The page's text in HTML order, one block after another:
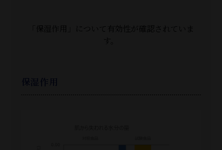
「保湿作用」について有効性が確認されていま
す。
保湿作用